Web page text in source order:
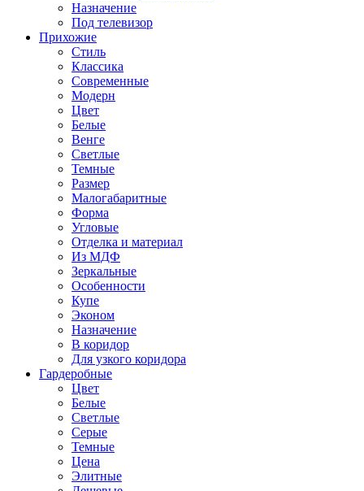
Назначение
Под телевизор
Прихожие
Стиль
Классика
Современные
Модерн
Цвет
Белые
Венге
Светлые
Темные
Размер
Малогабаритные
Форма
Угловые
Отделка и материал
Из МДФ
Зеркальные
Особенности
Купе
Эконом
Назначение
В коридор
Для узкого коридора
Гардеробные
Цвет
Белые
Светлые
Серые
Темные
Цена
Элитные